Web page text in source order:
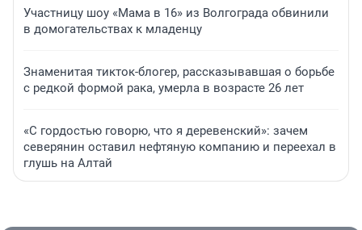
Участницу шоу «Мама в 16» из Волгограда обвинили
в домогательствах к младенцу
Знаменитая тикток-блогер, рассказывавшая о борьбе
с редкой формой рака, умерла в возрасте 26 лет
«С гордостью говорю, что я деревенский»: зачем
северянин оставил нефтяную компанию и переехал в
глушь на Алтай